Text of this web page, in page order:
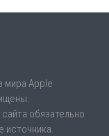
мира Apple
обязательно
источника.